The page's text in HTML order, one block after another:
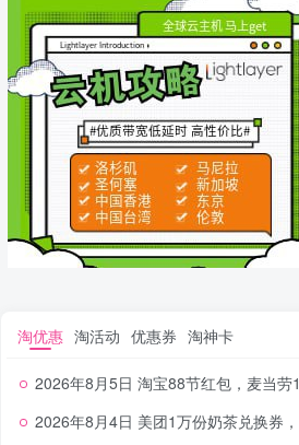
淘优惠 淘活动 优惠券 淘神卡
2026年8月5日 淘宝88节红包，麦当劳150万份柠檬水，三万份瑞幸免单，霸王9万份0.01券等
2026年8月4日 美团1万份奶茶兑换券，农行5E卡，中行支付超给利，美团领18个冰激凌，小米每天领2-6元等等